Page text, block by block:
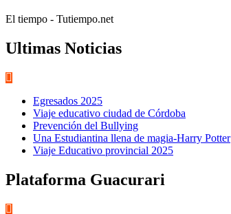
El tiempo - Tutiempo.net
Ultimas Noticias
Egresados 2025
Viaje educativo ciudad de Córdoba
Prevención del Bullying
Una Estudiantina llena de magia-Harry Potter
Viaje Educativo provincial 2025
Plataforma Guacurari